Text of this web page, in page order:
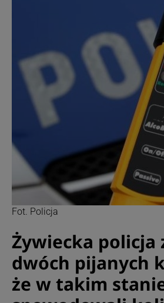
Fot. Policja
Żywiecka policja
dwóch pijanych
że w takim